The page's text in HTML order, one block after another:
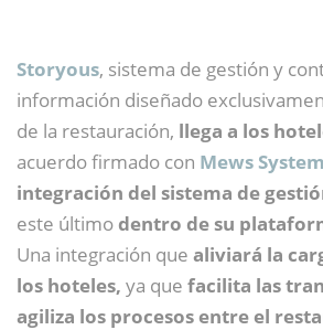
Storyous, sistema de gestión y
información diseñado
de la restauración, llega a los
acuerdo firmado con Mews
integración del sistema de
este último dentro de su
Una integración que aliviará la
los hoteles, ya que facilita las
agiliza los procesos entre el